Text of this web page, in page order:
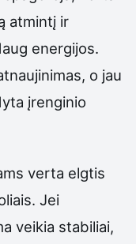
atmintį ir
energijos.
o jau
įrenginio
verta elgtis
Jei
veikia stabiliai,